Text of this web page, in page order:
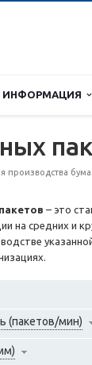
ИНФОРМАЦИЯ
производства
– это
на средних и
(пакетов/мин)